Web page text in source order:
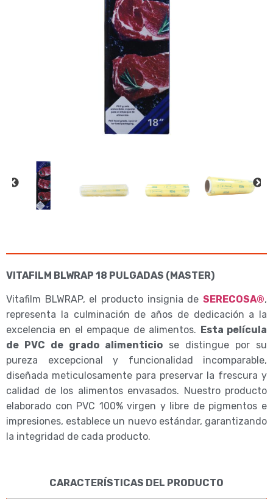
VITAFILM BLWRAP 18 PULGADAS (MASTER)
Vitafilm BLWRAP, el producto insignia de SERECOSA®,
representa la culminación de años de dedicación a la
excelencia en el empaque de alimentos. Esta película
de PVC de grado alimenticio se distingue por su
pureza excepcional y funcionalidad incomparable,
diseñada meticulosamente para preservar la frescura y
calidad de los alimentos envasados. Nuestro producto
elaborado con PVC 100% virgen y libre de pigmentos e
impresiones, establece un nuevo estándar, garantizando
la integridad de cada producto.
CARACTERÍSTICAS DEL PRODUCTO